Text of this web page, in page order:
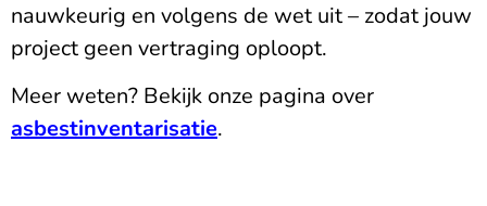
nauwkeurig en volgens de wet uit – zodat jouw
project geen vertraging oploopt.
Meer weten? Bekijk onze pagina over
asbestinventarisatie.